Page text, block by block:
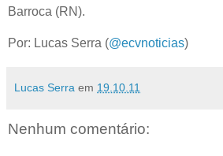
Barroca (RN).
Por: Lucas Serra (@ecvnoticias)
Lucas Serra em 19.10.11
Nenhum comentário: